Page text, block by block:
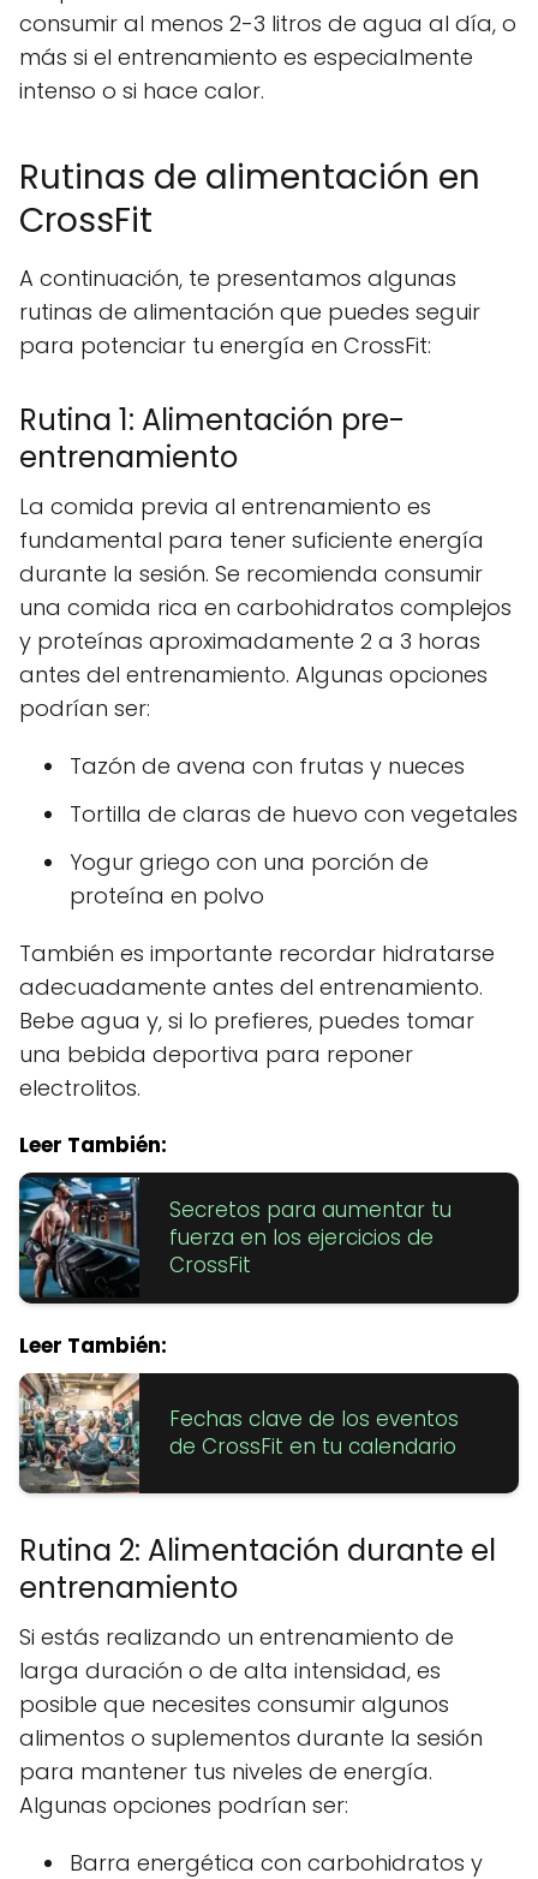
consumir al menos 2-3 litros de agua al día, o
más si el entrenamiento es especialmente
intenso o si hace calor.
Rutinas de alimentación en
CrossFit
A continuación, te presentamos algunas
rutinas de alimentación que puedes seguir
para potenciar tu energía en CrossFit:
Rutina 1: Alimentación pre-
entrenamiento
La comida previa al entrenamiento es
fundamental para tener suficiente energía
durante la sesión. Se recomienda consumir
una comida rica en carbohidratos complejos
y proteínas aproximadamente 2 a 3 horas
antes del entrenamiento. Algunas opciones
podrían ser:
Tazón de avena con frutas y nueces
Tortilla de claras de huevo con vegetales
Yogur griego con una porción de
proteína en polvo
También es importante recordar hidratarse
adecuadamente antes del entrenamiento.
Bebe agua y, si lo prefieres, puedes tomar
una bebida deportiva para reponer
electrolitos.
Leer También:
Secretos para aumentar tu
fuerza en los ejercicios de
CrossFit
Leer También:
Fechas clave de los eventos
de CrossFit en tu calendario
Rutina 2: Alimentación durante el
entrenamiento
Si estás realizando un entrenamiento de
larga duración o de alta intensidad, es
posible que necesites consumir algunos
alimentos o suplementos durante la sesión
para mantener tus niveles de energía.
Algunas opciones podrían ser:
Barra energética con carbohidratos y